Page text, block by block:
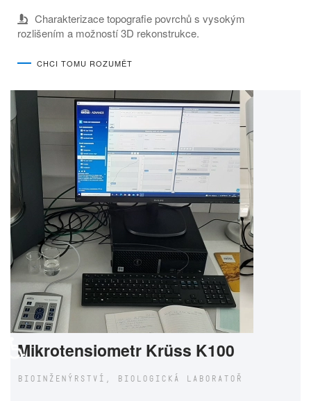
Charakterizace topografie povrchů s vysokým
rozlišením a možností 3D rekonstrukce.
CHCI TOMU ROZUMĚT
Mikrotensiometr Krüss K100
BIOINŽENÝRSTVÍ, BIOLOGICKÁ LABORATOŘ